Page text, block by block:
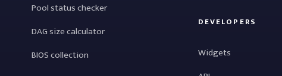
Pool status checker
DAG size calculator
BIOS collection
DEVELOPERS
Widgets